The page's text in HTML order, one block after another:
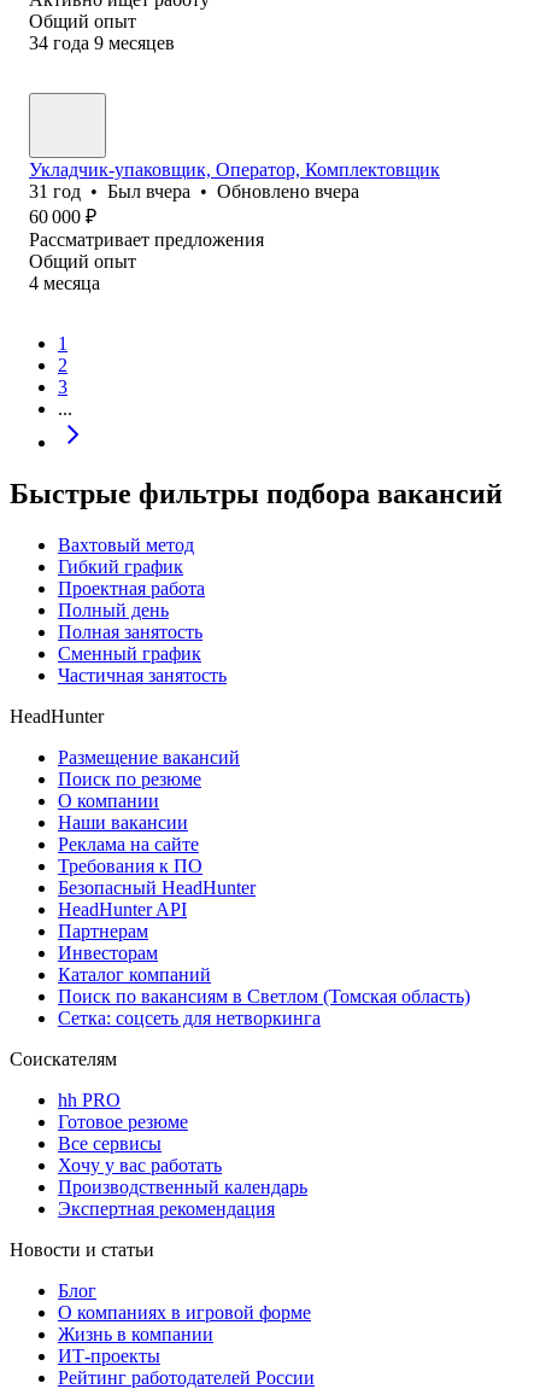
Общий опыт
34 года 9 месяцев
Укладчик-упаковщик, Оператор, Комплектовщик
31 год • Был вчера • Обновлено вчера
60 000 ₽
Рассматривает предложения
Общий опыт
4 месяца
1
2
3
...
Быстрые фильтры подбора вакансий
Вахтовый метод
Гибкий график
Проектная работа
Полный день
Полная занятость
Сменный график
Частичная занятость
HeadHunter
Размещение вакансий
Поиск по резюме
О компании
Наши вакансии
Реклама на сайте
Требования к ПО
Безопасный HeadHunter
HeadHunter API
Партнерам
Инвесторам
Каталог компаний
Поиск по вакансиям в Светлом (Томская область)
Сетка: соцсеть для нетворкинга
Соискателям
hh PRO
Готовое резюме
Все сервисы
Хочу у вас работать
Производственный календарь
Экспертная рекомендация
Новости и статьи
Блог
О компаниях в игровой форме
Жизнь в компании
ИТ-проекты
Рейтинг работодателей России